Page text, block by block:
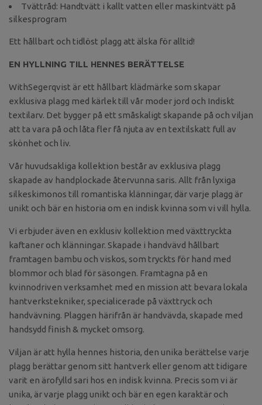
Tvättråd: Handtvätt i kallt vatten eller maskintvätt på
silkesprogram
Ett hållbart och tidlöst plagg att älska för alltid!
EN HYLLNING TILL HENNES BERÄTTELSE
WithSegerqvist är ett hållbart klädmärke som skapar
exklusiva plagg med kärlek till vår moder jord och Indiskt
textilarv. Det bygger på ett småskaligt skapande på och viljan
att ta vara på och låta fler få njuta av en textilskatt full av
skönhet och liv.
Vår huvudsakliga kollektion består av exklusiva plagg
skapade av handplockade återvunna saris. Allt från lyxiga
silkeskimonos till romantiska klänningar, där varje plagg är
unikt och bär en historia om en indisk kvinna som vi vill hylla.
Vi erbjuder även en exklusiv kollektion med växttryckta
kaftaner och klänningar. Skapade i handvävd hållbart
framtagen bambu och viskos, som tryckts för hand med
blommor och blad för säsongen. Framtagna på en
kvinnodriven verksamhet med en mission att bevara lokala
hantverkstekniker, specialicerade på växttryck och
handvävning. Plaggen härifrån är handvävda, skapade med
handsydd finish & mycket omsorg.
Viljan är att hylla hennes historia, den unika berättelse varje
plagg berättar genom sitt hantverk eller genom att tidigare
varit en ärofylld sari hos en indisk kvinna. Precis som vi är
unika, är varje plagg unikt och bär en egen karaktär och